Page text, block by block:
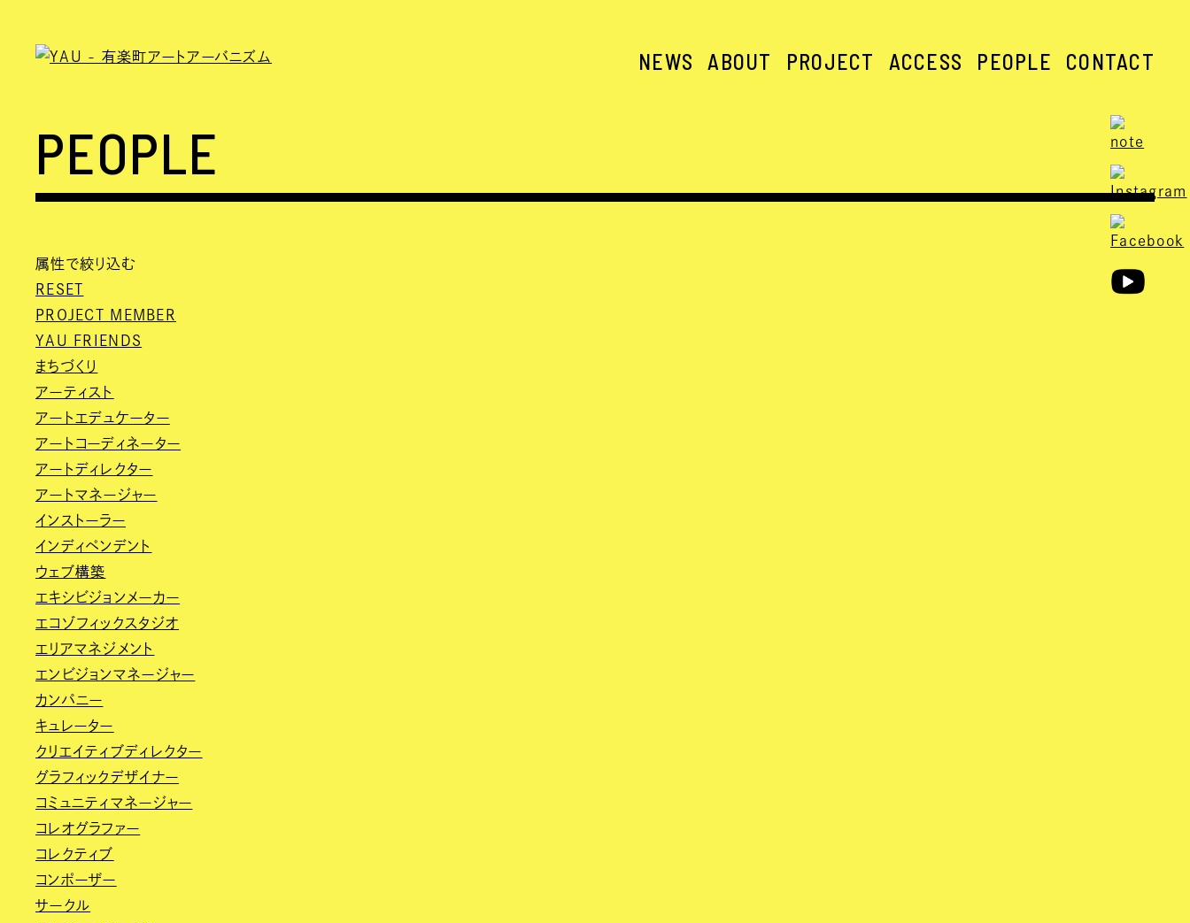
NEWS ABOUT PROJECT ACCESS PEOPLE CONTACT
PEOPLE
属性で絞り込む
RESET
PROJECT MEMBER
YAU FRIENDS
まちづくり
アーティスト
アートエデュケーター
アートコーディネーター
アートディレクター
アートマネージャー
インストーラー
インディペンデント
ウェブ構築
エキシビジョンメーカー
エコゾフィックスタジオ
エリアマネジメント
エンビジョンマネージャー
カンパニー
キュレーター
クリエイティブディレクター
グラフィックデザイナー
コミュニティマネージャー
コレオグラファー
コレクティブ
コンポーザー
サークル